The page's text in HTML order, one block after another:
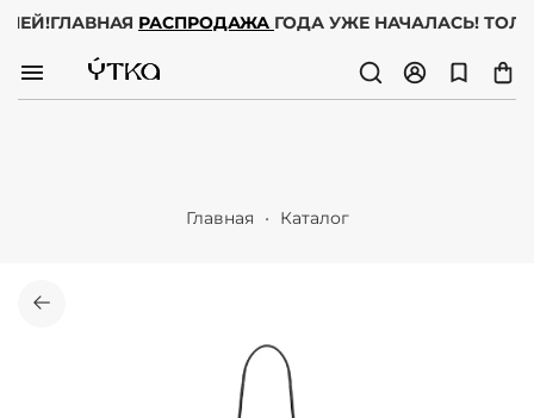
ГЛАВНАЯРАСПРОДАЖАГОДА УЖЕ НАЧАЛАСЬ!
Главная Каталог